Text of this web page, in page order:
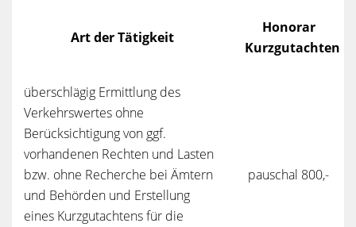
Art der Tätigkeit
Honorar
Kurzgutachten
überschlägig Ermittlung des
Verkehrswertes ohne
Berücksichtigung von ggf.
vorhandenen Rechten und Lasten
bzw. ohne Recherche bei Ämtern
und Behörden und Erstellung
eines Kurzgutachtens für die
pauschal 800,-